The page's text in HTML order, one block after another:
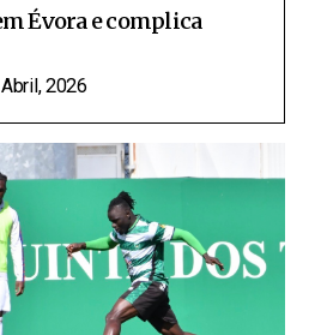
Évora e complica
2026